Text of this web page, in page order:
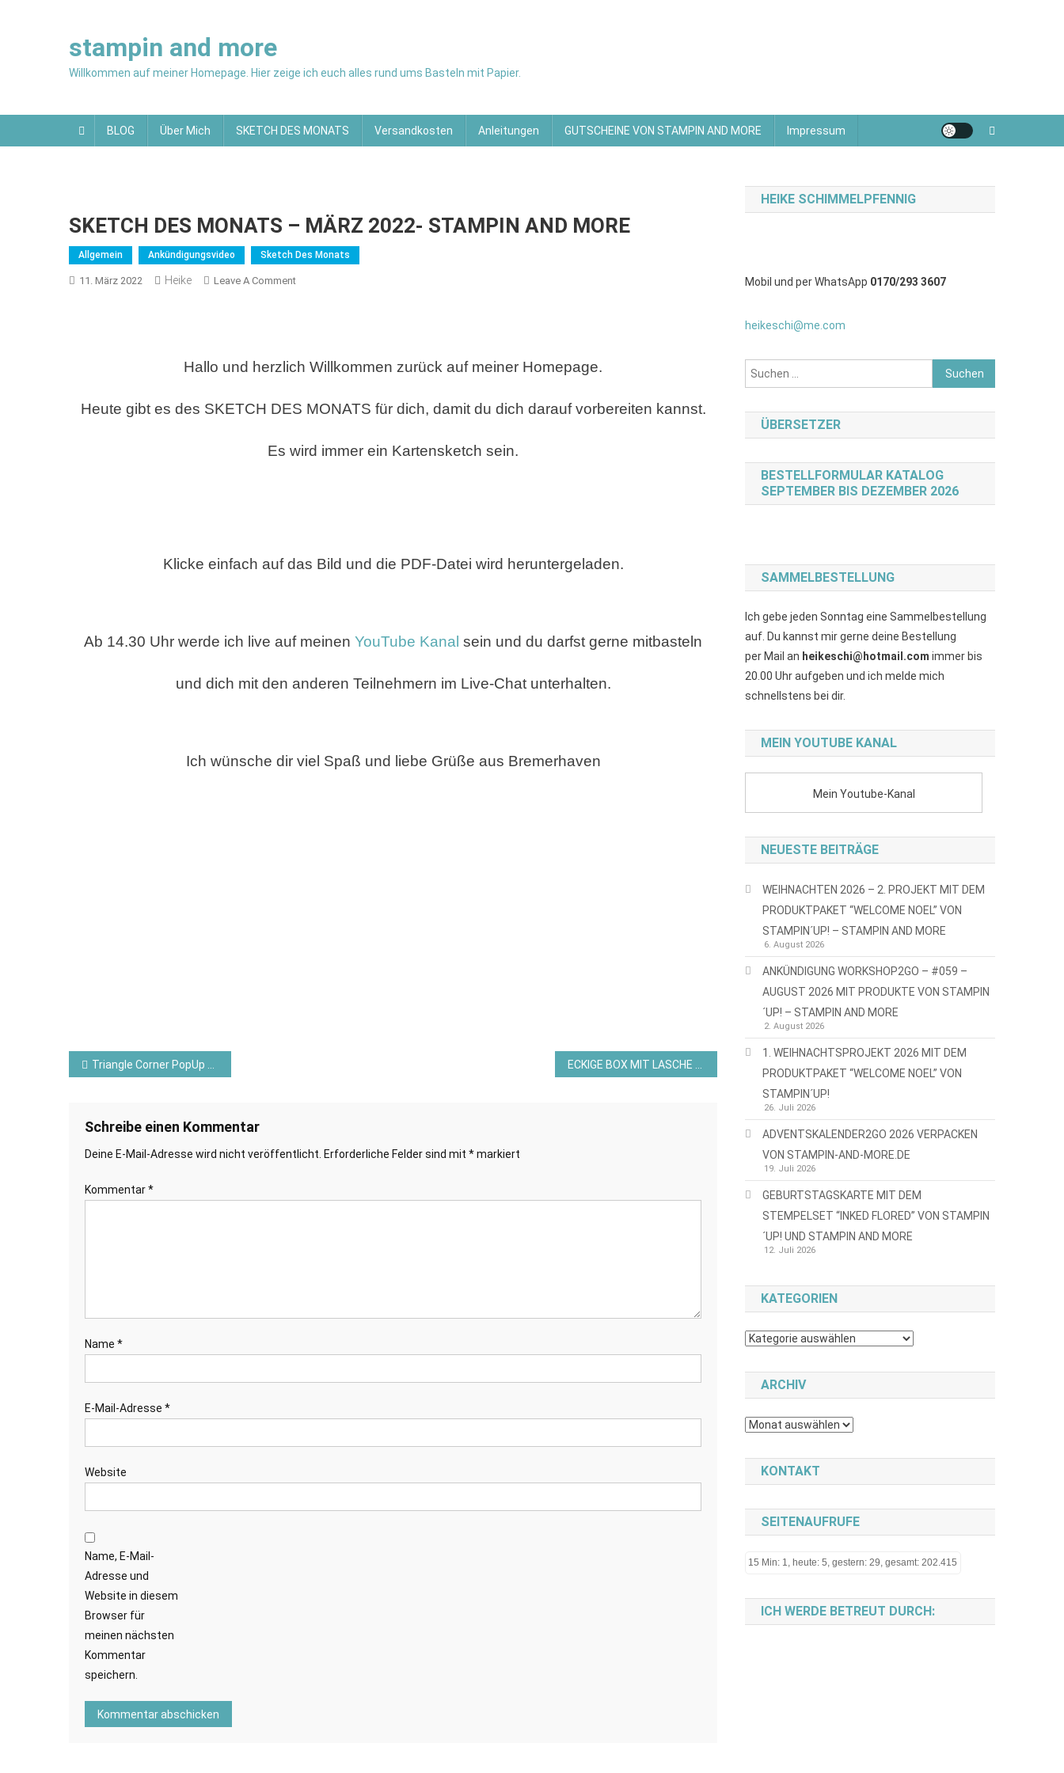
stampin and more
Willkommen auf meiner Homepage. Hier zeige ich euch alles rund ums Basteln mit Papier.
BLOG Über Mich SKETCH DES MONATS Versandkosten Anleitungen GUTSCHEINE VON STAMPIN AND MORE Impressum
SKETCH DES MONATS – MÄRZ 2022- STAMPIN AND MORE
Allgemein Ankündigungsvideo Sketch Des Monats
11. März 2022 Heike Leave A CommentOn
MÄRZ
STAMPIN
MORE
Hallo und herzlich Willkommen zurück auf meiner Homepage.
Heute gibt es des SKETCH DES MONATS für dich, damit du dich darauf vorbereiten kannst.
Es wird immer ein Kartensketch sein.
Klicke einfach auf das Bild und die PDF-Datei wird heruntergeladen.
Ab 14.30 Uhr werde ich live auf meinen YouTube Kanal sein und du darfst gerne mitbasteln
und dich mit den anderen Teilnehmern im Live-Chat unterhalten.
Ich wünsche dir viel Spaß und liebe Grüße aus Bremerhaven
Beitragsnavigation
Triangle Corner PopUp Card – Am Horizont – Stampin`Up! ©
Schreibe einen Kommentar
Deine E-Mail-Adresse wird nicht veröffentlicht. Erforderliche Felder sind mit *markiert
Kommentar*
Name *
E-Mail-Adresse *
Website
Name, E-Mail-
Adresse und
Website in diesem
Browser für
meinen nächsten
Kommentar
speichern.
HEIKE SCHIMMELPFENNIG
Mobil und per WhatsApp 0170/293 3607
heikeschi@me.com
Suchen
nach:
ÜBERSETZER
BESTELLFORMULAR KATALOG
SEPTEMBER BIS DEZEMBER 2026
SAMMELBESTELLUNG
Ich gebe jeden Sonntag eine Sammelbestellung
auf. Du kannst mir gerne deine Bestellung
per Mail an heikeschi@hotmail.com immer bis
20.00 Uhr aufgeben und ich melde mich
schnellstens bei dir.
MEIN YOUTUBE KANAL
Mein Youtube-Kanal
NEUESTE BEITRÄGE
WEIHNACHTEN 2026 – 2. PROJEKT MIT DEM
PRODUKTPAKET “WELCOME NOEL” VON
STAMPIN´UP! – STAMPIN AND MORE
6. August 2026
ANKÜNDIGUNG WORKSHOP2GO – #059 –
AUGUST 2026 MIT PRODUKTE VON STAMPIN
´UP! – STAMPIN AND MORE
2. August 2026
1. WEIHNACHTSPROJEKT 2026 MIT DEM
PRODUKTPAKET “WELCOME NOEL” VON
STAMPIN´UP!
26. Juli 2026
ADVENTSKALENDER2GO 2026 VERPACKEN
VON STAMPIN-AND-MORE.DE
19. Juli 2026
GEBURTSTAGSKARTE MIT DEM
STEMPELSET “INKED FLORED” VON STAMPIN
´UP! UND STAMPIN AND MORE
12. Juli 2026
KATEGORIEN
Kategorien
ARCHIV
Archiv
KONTAKT
SEITENAUFRUFE
15 Min: 1, heute: 5, gestern: 29, gesamt: 202.415
ICH WERDE BETREUT DURCH: